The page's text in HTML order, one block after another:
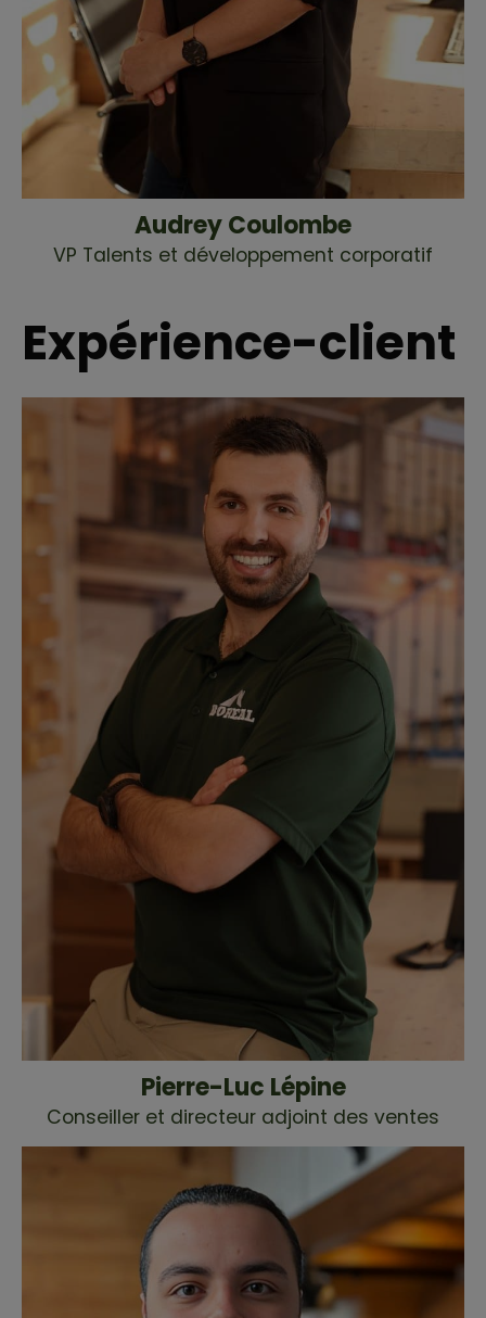
Audrey Coulombe
VP Talents et développement corporatif
Expérience-client
Pierre-Luc Lépine
Conseiller et directeur adjoint des ventes